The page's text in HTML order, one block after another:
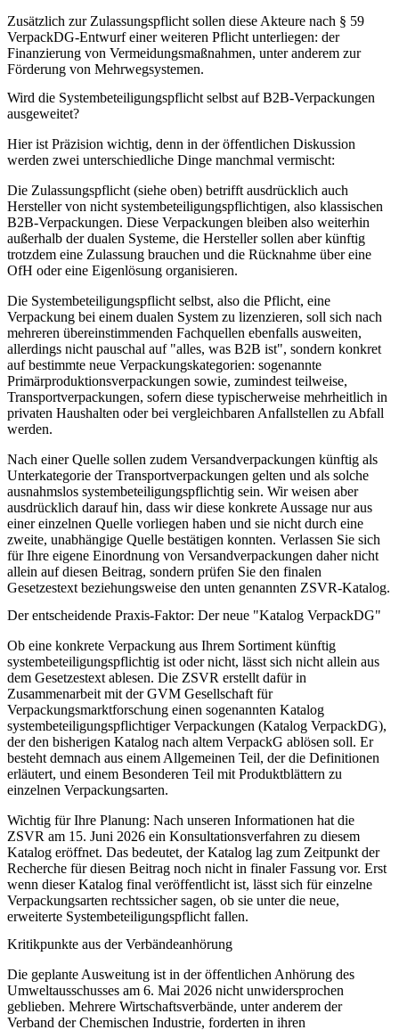
Zusätzlich zur Zulassungspflicht sollen diese Akteure nach § 59
VerpackDG-Entwurf einer weiteren Pflicht unterliegen: der
Finanzierung von Vermeidungsmaßnahmen, unter anderem zur
Förderung von Mehrwegsystemen.
Wird die Systembeteiligungspflicht selbst auf B2B-Verpackungen
ausgeweitet?
Hier ist Präzision wichtig, denn in der öffentlichen Diskussion
werden zwei unterschiedliche Dinge manchmal vermischt:
Die Zulassungspflicht (siehe oben) betrifft ausdrücklich auch
Hersteller von nicht systembeteiligungspflichtigen, also klassischen
B2B-Verpackungen. Diese Verpackungen bleiben also weiterhin
außerhalb der dualen Systeme, die Hersteller sollen aber künftig
trotzdem eine Zulassung brauchen und die Rücknahme über eine
OfH oder eine Eigenlösung organisieren.
Die Systembeteiligungspflicht selbst, also die Pflicht, eine
Verpackung bei einem dualen System zu lizenzieren, soll sich nach
mehreren übereinstimmenden Fachquellen ebenfalls ausweiten,
allerdings nicht pauschal auf "alles, was B2B ist", sondern konkret
auf bestimmte neue Verpackungskategorien: sogenannte
Primärproduktionsverpackungen sowie, zumindest teilweise,
Transportverpackungen, sofern diese typischerweise mehrheitlich in
privaten Haushalten oder bei vergleichbaren Anfallstellen zu Abfall
werden.
Nach einer Quelle sollen zudem Versandverpackungen künftig als
Unterkategorie der Transportverpackungen gelten und als solche
ausnahmslos systembeteiligungspflichtig sein. Wir weisen aber
ausdrücklich darauf hin, dass wir diese konkrete Aussage nur aus
einer einzelnen Quelle vorliegen haben und sie nicht durch eine
zweite, unabhängige Quelle bestätigen konnten. Verlassen Sie sich
für Ihre eigene Einordnung von Versandverpackungen daher nicht
allein auf diesen Beitrag, sondern prüfen Sie den finalen
Gesetzestext beziehungsweise den unten genannten ZSVR-Katalog.
Der entscheidende Praxis-Faktor: Der neue "Katalog VerpackDG"
Ob eine konkrete Verpackung aus Ihrem Sortiment künftig
systembeteiligungspflichtig ist oder nicht, lässt sich nicht allein aus
dem Gesetzestext ablesen. Die ZSVR erstellt dafür in
Zusammenarbeit mit der GVM Gesellschaft für
Verpackungsmarktforschung einen sogenannten Katalog
systembeteiligungspflichtiger Verpackungen (Katalog VerpackDG),
der den bisherigen Katalog nach altem VerpackG ablösen soll. Er
besteht demnach aus einem Allgemeinen Teil, der die Definitionen
erläutert, und einem Besonderen Teil mit Produktblättern zu
einzelnen Verpackungsarten.
Wichtig für Ihre Planung: Nach unseren Informationen hat die
ZSVR am 15. Juni 2026 ein Konsultationsverfahren zu diesem
Katalog eröffnet. Das bedeutet, der Katalog lag zum Zeitpunkt der
Recherche für diesen Beitrag noch nicht in finaler Fassung vor. Erst
wenn dieser Katalog final veröffentlicht ist, lässt sich für einzelne
Verpackungsarten rechtssicher sagen, ob sie unter die neue,
erweiterte Systembeteiligungspflicht fallen.
Kritikpunkte aus der Verbändeanhörung
Die geplante Ausweitung ist in der öffentlichen Anhörung des
Umweltausschusses am 6. Mai 2026 nicht unwidersprochen
geblieben. Mehrere Wirtschaftsverbände, unter anderem der
Verband der Chemischen Industrie, forderten in ihren